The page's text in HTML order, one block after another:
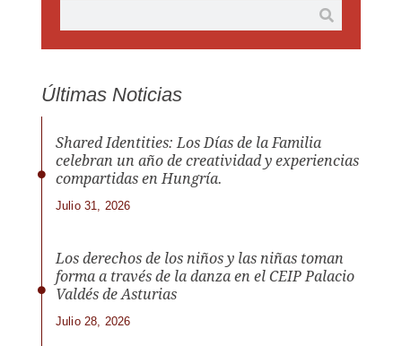
Últimas Noticias
Shared Identities: Los Días de la Familia
celebran un año de creatividad y experiencias
compartidas en Hungría.
Julio 31, 2026
Los derechos de los niños y las niñas toman
forma a través de la danza en el CEIP Palacio
Valdés de Asturias
Julio 28, 2026